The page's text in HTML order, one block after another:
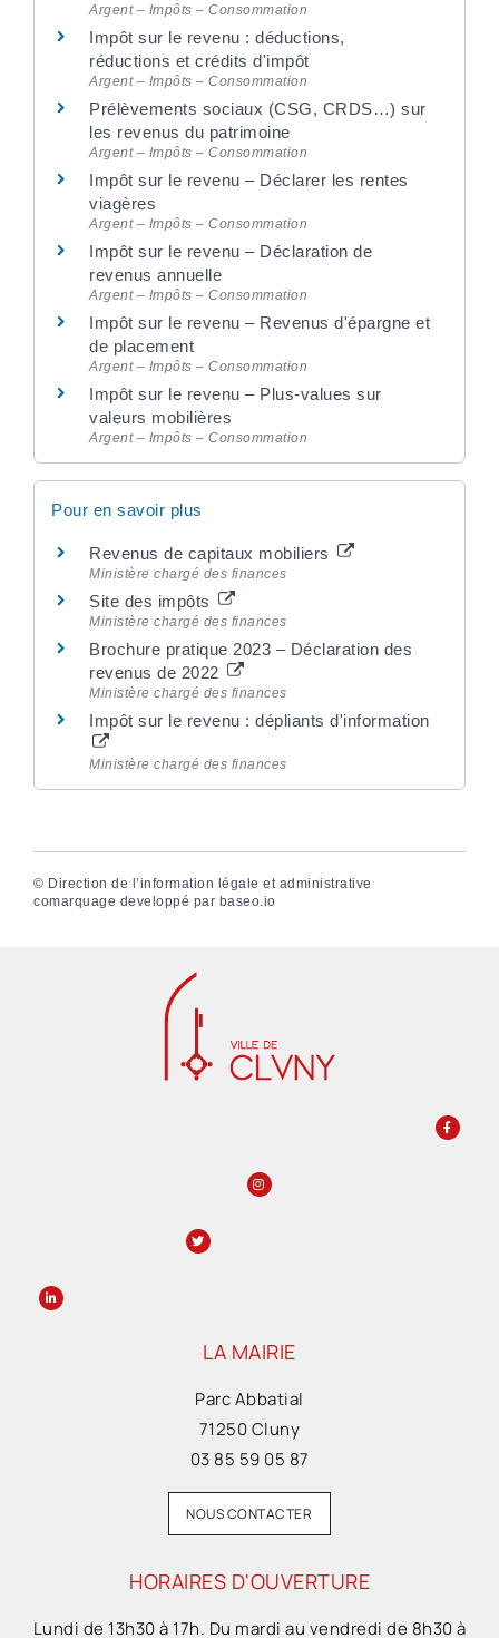
Argent – Impôts – Consommation
Impôt sur le revenu : déductions,
réductions et crédits d'impôt
Argent – Impôts – Consommation
Prélèvements sociaux (CSG, CRDS…) sur
les revenus du patrimoine
Argent – Impôts – Consommation
Impôt sur le revenu – Déclarer les rentes
viagères
Argent – Impôts – Consommation
Impôt sur le revenu – Déclaration de
revenus annuelle
Argent – Impôts – Consommation
Impôt sur le revenu – Revenus d'épargne et
de placement
Argent – Impôts – Consommation
Impôt sur le revenu – Plus-values sur
valeurs mobilières
Argent – Impôts – Consommation
Pour en savoir plus
Revenus de capitaux mobiliers
Ministère chargé des finances
Site des impôts
Ministère chargé des finances
Brochure pratique 2023 – Déclaration des
revenus de 2022
Ministère chargé des finances
Impôt sur le revenu : dépliants d'information
Ministère chargé des finances
© Direction de l’information légale et administrative
comarquage developpé par baseo.io
LA MAIRIE
Parc Abbatial
71250 Cluny
03 85 59 05 87
NOUS CONTACTER
HORAIRES D'OUVERTURE
Lundi de 13h30 à 17h. Du mardi au vendredi de 8h30 à